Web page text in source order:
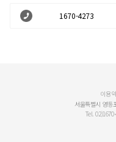
1670-4273
이용
서울특별시 영등
Tel.